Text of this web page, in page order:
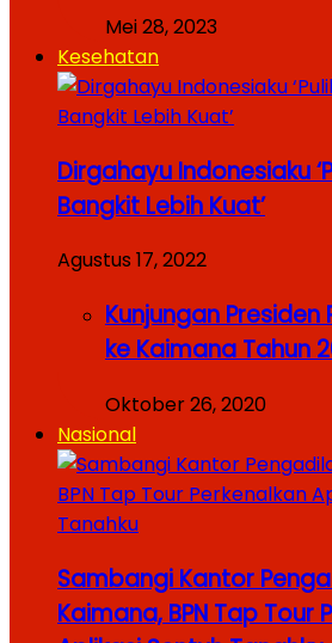
Mei 28, 2023
Kesehatan
Dirgahayu Indonesiaku
Bangkit Lebih Kuat’
Agustus 17, 2022
Kunjungan Presiden
ke Kaimana Tahun
Oktober 26, 2020
Nasional
Sambangi Kantor
Kaimana, BPN Tap Tour